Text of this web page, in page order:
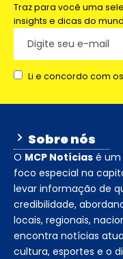
Traz para você uma
insights e dicas do
Li e concordo com
Sobre nós
O MCP Notícias é um
foco especial na
levar informação de
credibilidade,
locais, regionais,
encontra notícias
cultura, esportes e o